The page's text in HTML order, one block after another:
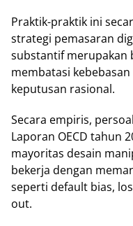
Praktik-praktik ini
strategi pemasaran
substantif merupakan
membatasi
keputusan rasional.
Secara empiris,
Laporan OECD tahun
mayoritas desain
bekerja dengan
seperti default bias,
out.